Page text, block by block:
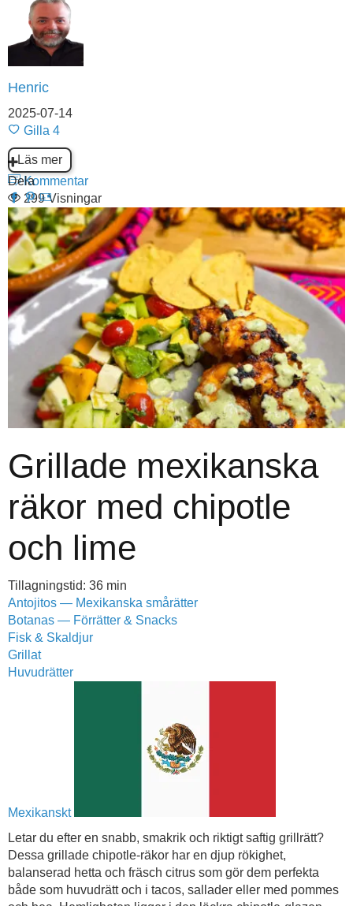
Henric
2025-07-14
Gilla 4
Läs mer
Kommentar
299 Visningar
Dela
Grillade mexikanska
räkor med chipotle
och lime
Tillagningstid: 36 min
Antojitos — Mexikanska smårätter
Botanas — Förrätter & Snacks
Fisk & Skaldjur
Grillat
Huvudrätter
Mexikanskt
Letar du efter en snabb, smakrik och riktigt saftig grillrätt?
Dessa grillade chipotle-räkor har en djup rökighet,
balanserad hetta och fräsch citrus som gör dem perfekta
både som huvudrätt och i tacos, sallader eller med pommes